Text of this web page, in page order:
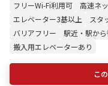
フリーWi-Fi利用可 高速ネ
エレベーター3基以上
スタ
バリアフリー
駅近・駅か
搬入用エレベーターあり
こ